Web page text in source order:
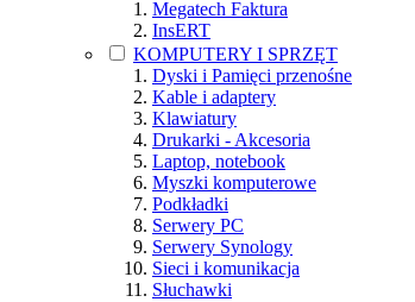
Megatech Faktura
InsERT
KOMPUTERY I SPRZĘT
Dyski i Pamięci przenośne
Kable i adaptery
Klawiatury
Drukarki - Akcesoria
Laptop, notebook
Myszki komputerowe
Podkładki
Serwery PC
Serwery Synology
Sieci i komunikacja
Słuchawki